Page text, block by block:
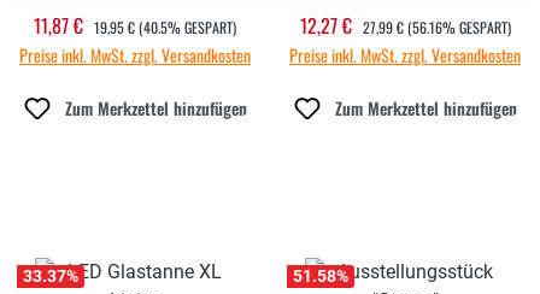
Verkaufspreis:
11,87 € REGULÄRER PREIS:
19,95 €(40.5% GESPART)
Preise inkl. MwSt. zzgl. Versandkosten
Zum Merkzettel hinzufügen
Verkaufspreis:
12,27 € REGULÄRER PREIS:
27,99 € (56.16% GESPART)
Preise inkl. MwSt. zzgl. Versandkosten
Zum Merkzettel hinzufügen
33.37% 51.58%